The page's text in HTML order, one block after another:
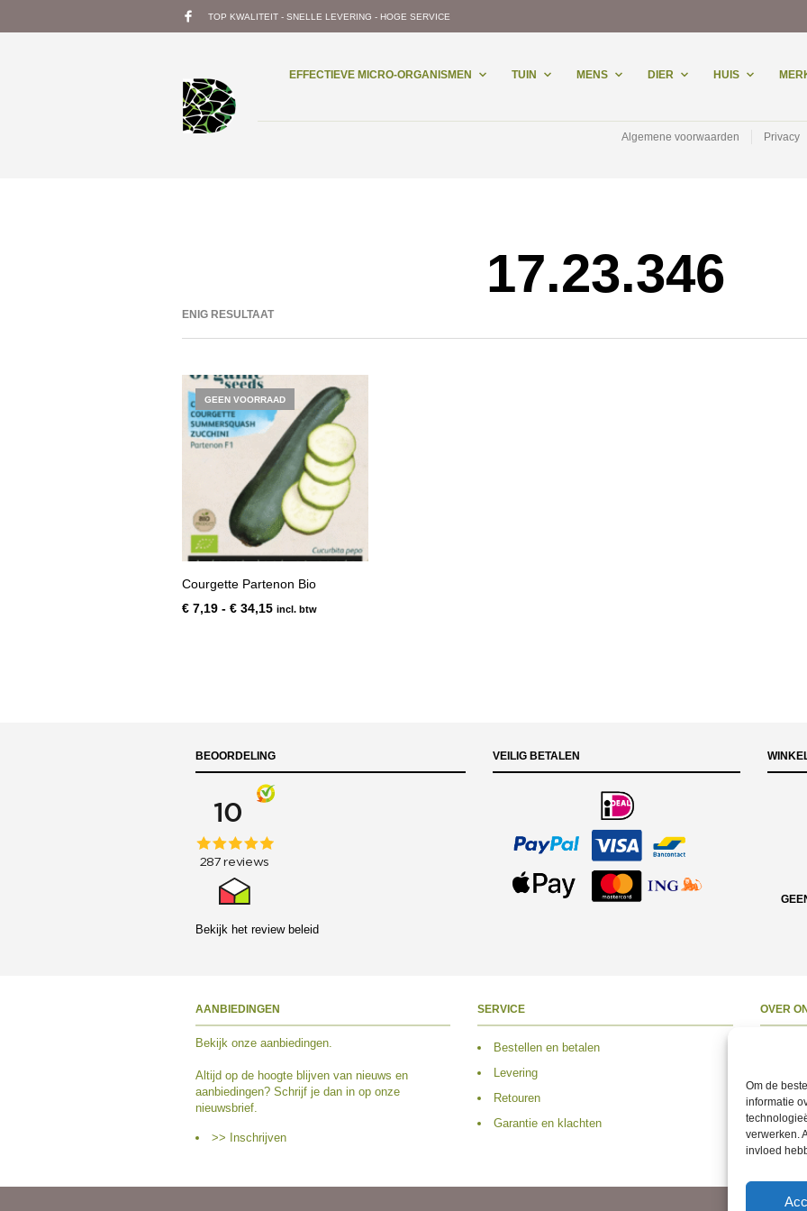
Om de
informatie
verwerken.
invloed
TOP KWALITEIT - SNELLE LEVERING - HOGE SERVICE
EFFECTIEVE MICRO-ORGANISMEN TUIN MENS DIER HUIS
Algemene voorwaarden Privacy
17.23.346
ENIG RESULTAAT
GEEN VOORRAAD
Courgette Partenon Bio
€ 7,19 - € 34,15Prijsklasse:
incl. btw
BEOORDELING
Bekijk het review beleid
VEILIG BETALEN
AANBIEDINGEN
Bekijk onze aanbiedingen.
Altijd op de hoogte blijven van nieuws en
aanbiedingen? Schrijf je dan in op onze
nieuwsbrief.
>> Inschrijven
SERVICE
Bestellen en betalen
Levering
Retouren
Garantie en klachten
OVER
Volg